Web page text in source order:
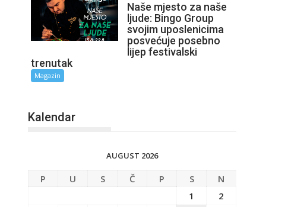
Naše mjesto za naše
ljude: Bingo Group
svojim uposlenicima
posvećuje posebno
lijep festivalski
trenutak
Magazin
Kalendar
AUGUST 2026
P U S Č P S
N
1
2